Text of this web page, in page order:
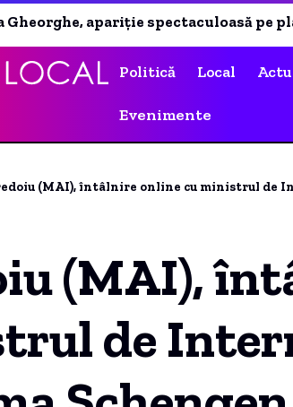
Politică Local
Evenimente
(MAI), întâlnire online cu ministrul de
(MAI),
de